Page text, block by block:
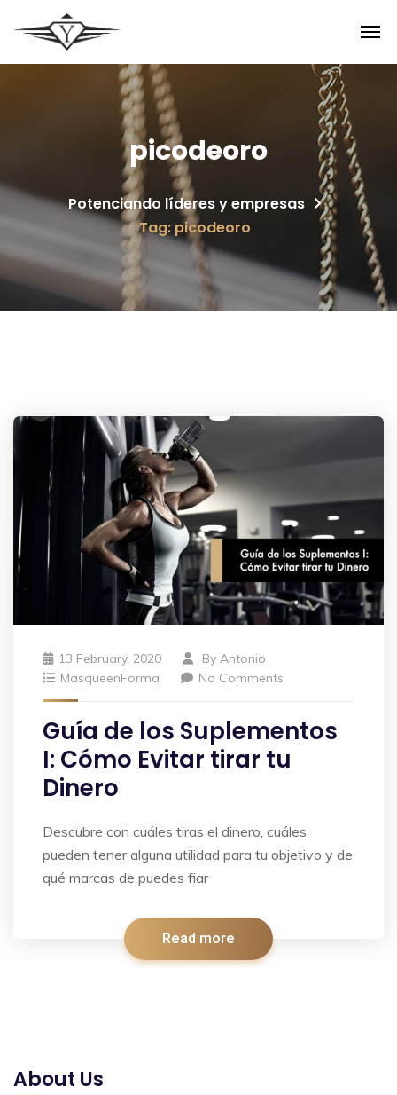
picodeoro
Potenciando líderes y empresas
Tag: picodeoro
13 February, 2020 By Antonio
MasqueenForma
No Comments
Guía de los Suplementos
I: Cómo Evitar tirar tu
Dinero
Descubre con cuáles tiras el dinero, cuáles
pueden tener alguna utilidad para tu objetivo y de
qué marcas de puedes fiar
Read more
About Us